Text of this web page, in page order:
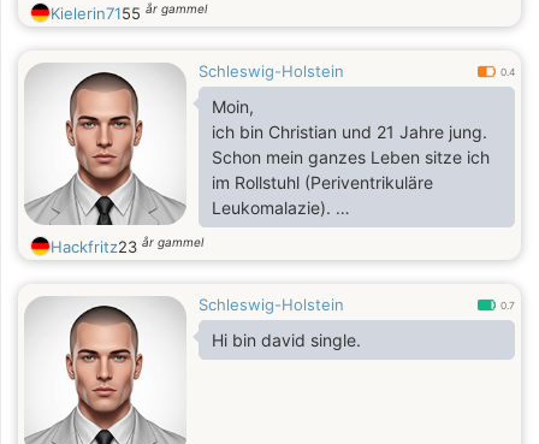
Kielerin7155 år gammel
Schleswig-Holstein 0.4
Moin,
ich bin Christian und 21 Jahre jung.
Schon mein ganzes Leben sitze ich
im Rollstuhl (Periventrikuläre
Leukomalazie).
Musik: Metal höre ich schon mehr als
mein halbes Leben, ist also ein
Außerdem mag ich gerne Handbike
fahren. Ich bin gerne in der Natur
unterwegs.
Hackfritz23 år gammel
Schleswig-Holstein 0.7
Hi bin david single.